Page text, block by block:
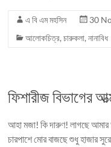
এ বি এম মহসিন
30
আলোকচিত্র,চারুকলা,নানাবিধ
ফিশারীজ বিভাগের
আহা মজা! কি দারুণ! লাগছে
চারপাশে মোর বাজছে শুধু হাজার